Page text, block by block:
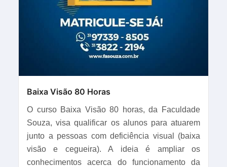
Baixa Visão 80 Horas
O curso Baixa Visão 80 horas, da Faculdade
Souza, visa qualificar os alunos para atuarem
junto a pessoas com deficiência visual (baixa
visão e cegueira). A ideia é ampliar os
conhecimentos acerca do funcionamento da